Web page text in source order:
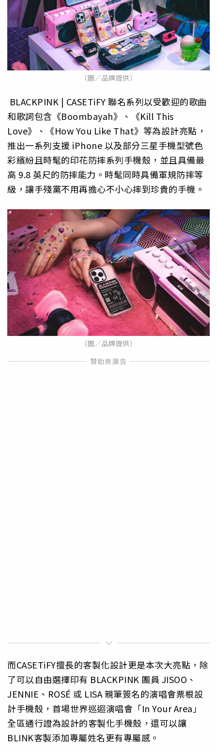
（圖／品牌提供）
BLACKPINK | CASETiFY 聯名系列以受歡迎的歌曲
和歌詞包含《Boombayah》、《Kill This
Love》、《How You Like That》等為設計亮點，
推出一系列支援 iPhone 以及部分三星手機型號色
彩繽紛且時髦的印花防摔系列手機殼， 並且具備最
高 9.8 英尺的防摔能力。時髦同時具備軍規防摔等
級， 讓手殘黨不用再擔心不小心摔到珍貴的手機。
（圖／品牌提供）
而CASETiFY擅長的客製化設計更是本次大亮點， 除
了可以自由選擇印有 BLACKPINK 團員 JISOO、
JENNIE、ROSÉ 或 LISA 親筆簽名的演唱會票根設
計手機殼，首場世界巡迴演唱會「In Your Area」
全區通行證為設計的客製化手機殼， 還可以讓
BLINK客製添加專屬姓名更有專屬感。